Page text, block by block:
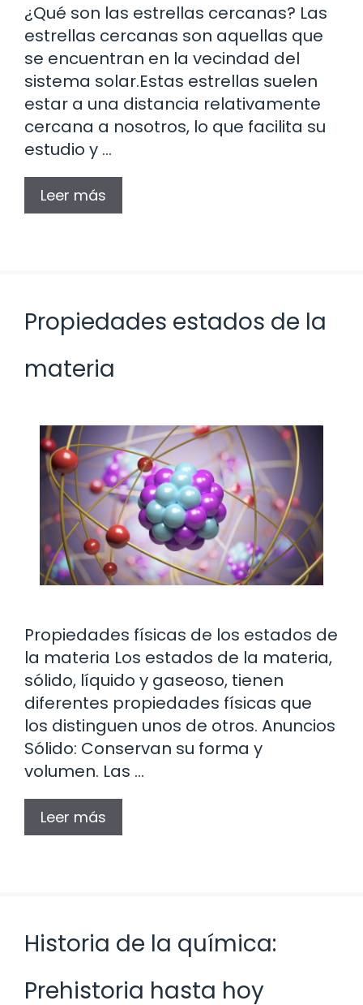
¿Qué son las estrellas cercanas? Las
estrellas cercanas son aquellas que
se encuentran en la vecindad del
sistema solar.Estas estrellas suelen
estar a una distancia relativamente
cercana a nosotros, lo que facilita su
estudio y …
Leer más
Propiedades estados de la
materia
Propiedades físicas de los estados de
la materia Los estados de la materia,
sólido, líquido y gaseoso, tienen
diferentes propiedades físicas que
los distinguen unos de otros. Anuncios
Sólido: Conservan su forma y
volumen. Las …
Leer más
Historia de la química:
Prehistoria hasta hoy